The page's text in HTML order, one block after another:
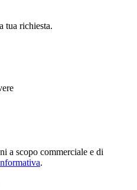
tua richiesta.
a scopo commerciale e di
.